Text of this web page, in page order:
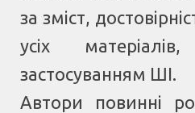
за зміст,
усіх
застосуванням ШІ.
Автори повинні